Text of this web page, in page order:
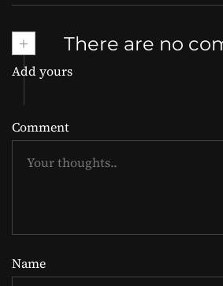
+ There are no
Add yours
Comment
Name